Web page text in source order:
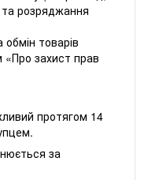
розряджання
товарів
«Про захист прав
протягом 14
за